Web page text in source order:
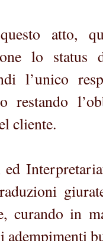
atto,
lo
l’unico
restando
cliente.
ed
curando in
adempimenti